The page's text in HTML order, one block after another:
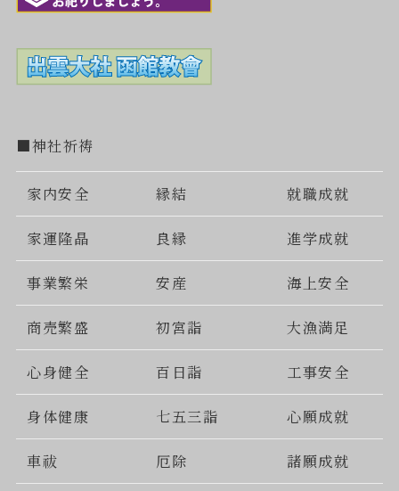
■神社祈祷
家内安全 縁結 就職成就
家運隆晶 良縁 進学成就
事業繁栄 安産 海上安全
商売繁盛 初宮詣 大漁満足
心身健全 百日詣 工事安全
身体健康 七五三詣 心願成就
車祓 厄除 諸願成就